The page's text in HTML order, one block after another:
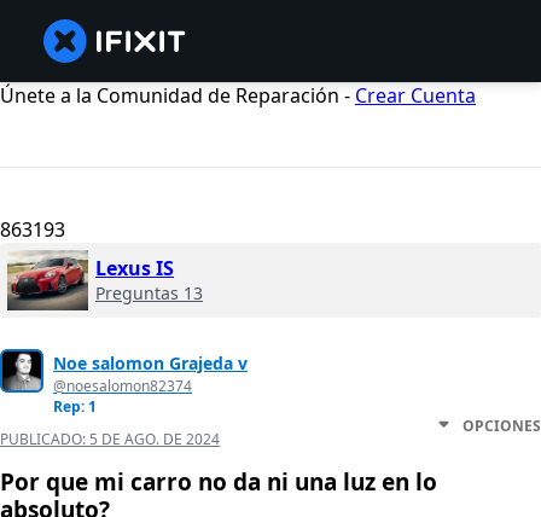
Únete a la Comunidad de Reparación - Crear Cuenta
863193
Lexus IS
Preguntas 13
Noe salomon Grajeda v
@noesalomon82374
Rep: 1
PUBLICADO: 5 DE AGO. DE 2024
OPCIONES
Por que mi carro no da ni una luz en lo
absoluto?